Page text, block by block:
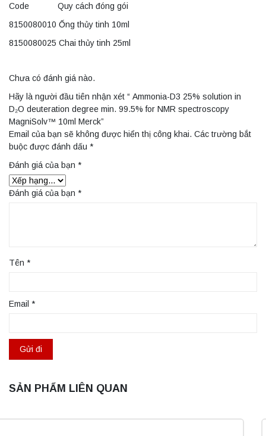
Code Quy cách đóng gói
8150080010 Ống thủy tinh 10ml
8150080025 Chai thủy tinh 25ml
Chưa có đánh giá nào.
Hãy là người đầu tiên nhận xét “ Ammonia-D3 25% solution in
D₂O deuteration degree min. 99.5% for NMR spectroscopy
MagniSolv™ 10ml Merck”
Email của bạn sẽ không được hiển thị công khai. Các trường bắt
buộc được đánh dấu *
Đánh giá của bạn *
Đánh giá của bạn *
Tên *
Email *
SẢN PHẨM LIÊN QUAN